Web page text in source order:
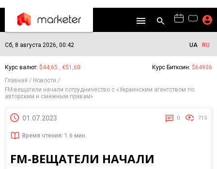
Сб, 8 августа 2026, 00:42 UA RU
Курс валют: $44,65 , €51,60 Курс Биткоин: $64936
Главная
Новости
FM-вещатели начали сотрудничество с «Украинским агентством по
авторским и смежным правам»
01.07.2023 0 715
Время чтения: 1.6 мин.
FM-ВЕЩАТЕЛИ НАЧАЛИ